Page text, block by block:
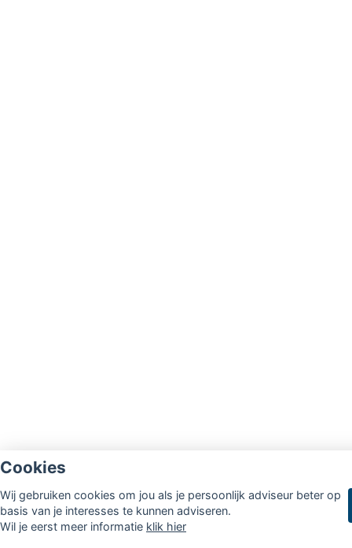
Cookies
Wij gebruiken cookies om jou als je persoonlijk adviseur beter op
basis van je interesses te kunnen adviseren.
Wil je eerst meer informatie klik hier